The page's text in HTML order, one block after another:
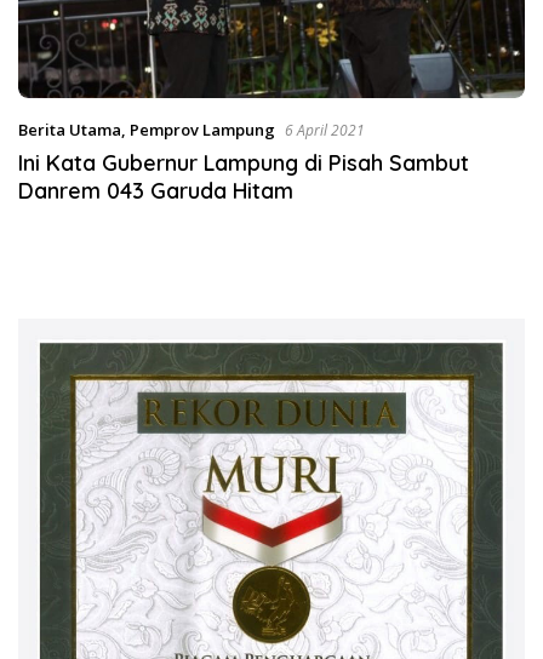
Berita Utama, Pemprov Lampung 6 April 2021
Ini Kata Gubernur Lampung di Pisah Sambut
Danrem 043 Garuda Hitam